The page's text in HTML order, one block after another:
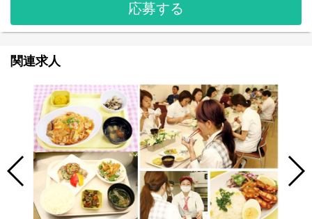
応募する
関連求人